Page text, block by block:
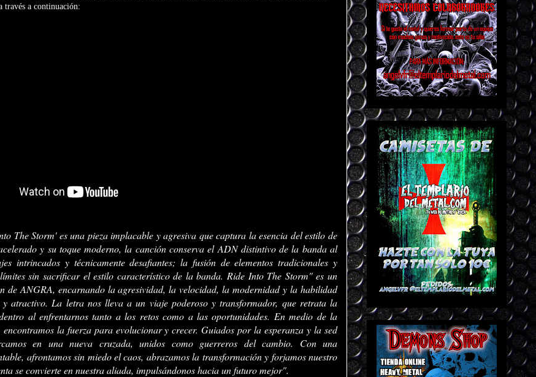
través a continuación:
The Storm' es una pieza implacable y agresiva que captura la esencia del estilo de
y su toque moderno, la canción conserva el ADN distintivo de la banda al
intrincados y técnicamente desafiantes; la fusión de elementos tradicionales y
sin sacrificar el estilo característico de la banda. Ride Into The Storm" es un
de ANGRA, encarnando la agresividad, la velocidad, la modernidad y la habilidad
y atractivo. La letra nos lleva a un viaje poderoso y transformador, que retrata la
al enfrentarnos tanto a los retos como a las oportunidades. En medio de la
la fuerza para evolucionar y crecer. Guiados por la esperanza y la sed
en una nueva cruzada, unidos como guerreros del cambio. Con una
afrontamos sin miedo el caos, abrazamos la transformación y forjamos nuestro
se convierte en nuestra aliada, impulsándonos hacia un futuro mejor".